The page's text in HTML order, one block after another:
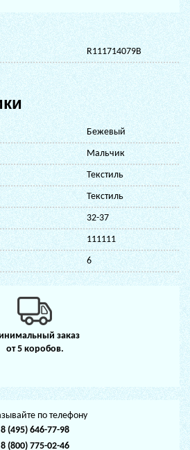
R111714079B
Бежевый
Мальчик
Текстиль
Текстиль
32-37
111111
6
заказ
от 5 коробов.
по телефону
8 (495) 646-77-98
8 (800) 775-02-46